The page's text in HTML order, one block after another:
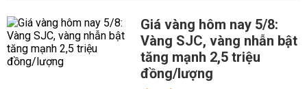
Giá vàng hôm nay 5/8:
Vàng SJC, vàng nhẫn bật
tăng mạnh 2,5 triệu
đồng/lượng